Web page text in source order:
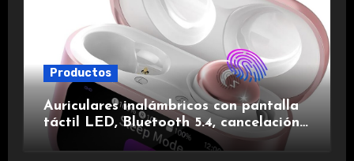
Productos
Auriculares inalámbricos con pantalla
táctil LED, Bluetooth 5.4, cancelación
de ruido, impermeables y de larga